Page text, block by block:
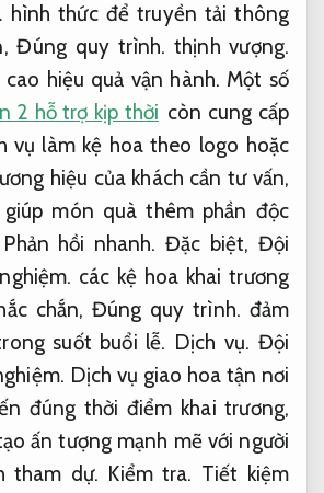
hình thức để truyền tải thông
Đúng quy trình. thịnh vượng.
cao hiệu quả vận hành. Một số
2 hỗ trợ kịp thời còn cung cấp
vụ làm kệ hoa theo logo hoặc
hiệu của khách cần tư vấn,
giúp món quà thêm phần độc
Phản hồi nhanh. Đặc biệt, Đội
các kệ hoa khai trương
chắn, Đúng quy trình. đảm
suốt buổi lễ. Dịch vụ. Đội
Dịch vụ giao hoa tận nơi
đúng thời điểm khai trương,
ấn tượng mạnh mẽ với người
tham dự. Kiểm tra. Tiết kiệm